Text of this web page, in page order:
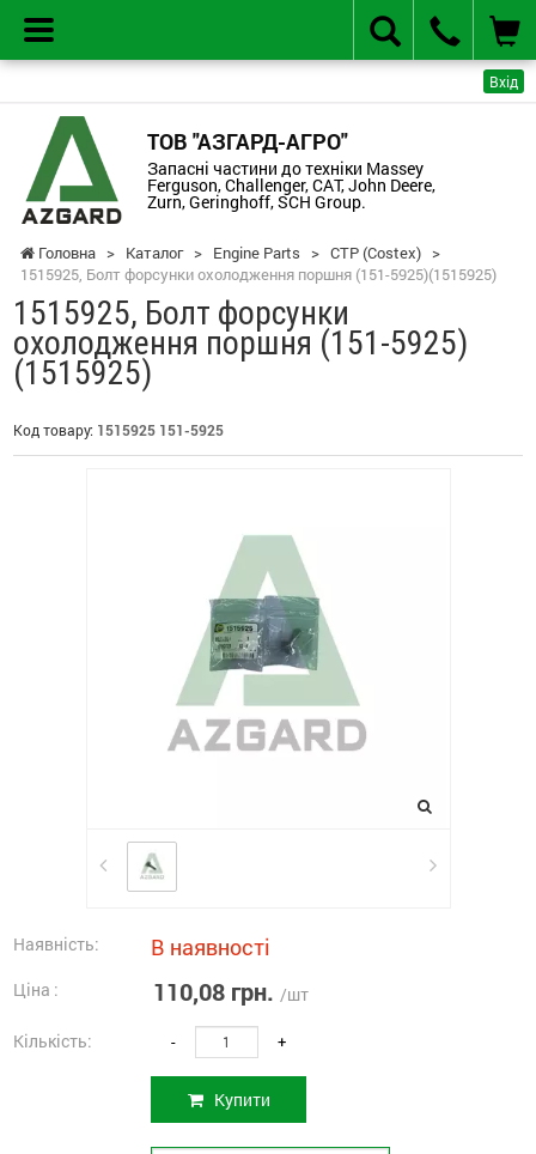
Вхід
ТОВ "АЗГАРД-АГРО"
Запасні частини до техніки Massey
Ferguson, Challenger, CAT, John Deere,
Zurn, Geringhoff, SCH Group.
Головна > Каталог > Engine Parts > CTP (Costex) >
1515925, Болт форсунки охолодження поршня (151-5925)(1515925)
1515925, Болт форсунки
охолодження поршня (151-5925)
(1515925)
Код товару: 1515925 151-5925
Наявність: В наявності
Ціна : 110,08 грн. /шт
Кількість: - +
Купити